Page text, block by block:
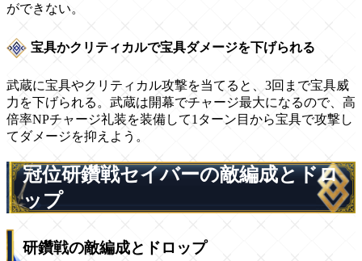
ができない。
宝具かクリティカルで宝具ダメージを下げられる
武蔵に宝具やクリティカル攻撃を当てると、3回まで宝具威
力を下げられる。武蔵は開幕でチャージ最大になるので、高
倍率NPチャージ礼装を装備して1ターン目から宝具で攻撃し
てダメージを抑えよう。
冠位研鑽戦セイバーの敵編成とドロ
ップ
研鑽戦の敵編成とドロップ